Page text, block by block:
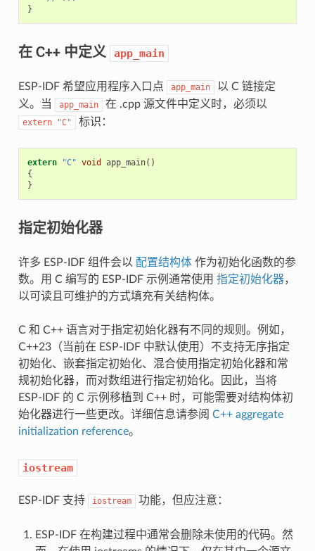
}
在 C++ 中定义 app_main
ESP-IDF 希望应用程序入口点 app_main
以 C 链接定
义。当
app_main 在 .cpp 源文件中定义时，必须以
extern "C" 标识：
extern "C" void app_main()
{
}
指定初始化器
许多 ESP-IDF 组件会以 配置结构体作为初始化函数的参
数。用 C 编写的 ESP-IDF 示例通常使用 指定初始化器，
以可读且可维护的方式填充有关结构体。
C 和 C++ 语言对于指定初始化器有不同的规则。例如，
C++23（当前在 ESP-IDF 中默认使用）不支持无序指定
初始化、嵌套指定初始化、混合使用指定初始化器和常
规初始化器，而对数组进行指定初始化。因此，当将
ESP-IDF 的 C 示例移植到 C++ 时，可能需要对结构体初
始化器进行一些更改。详细信息请参阅 C++ aggregate
initialization reference。
iostream
ESP-IDF 支持 iostream 功能，但应注意：
ESP-IDF 在构建过程中通常会删除未使用的代码。然